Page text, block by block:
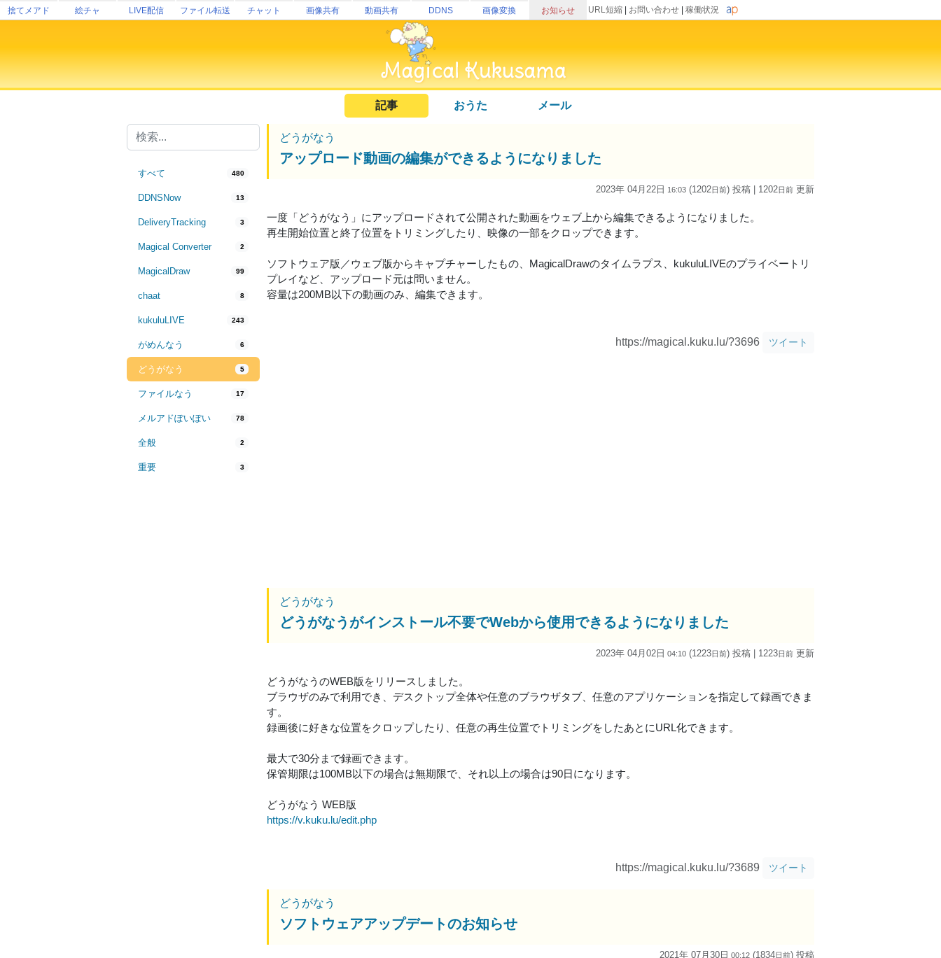
捨てメアド 絵チャ LIVE配信 ファイル転送 チャット 画像共有 動画共有 DDNS 画像変換 お知らせ URL短縮 お問い合わせ 稼働状況
記事 おうた メール
すべて 480
DDNSNow 13
DeliveryTracking 3
Magical Converter 2
MagicalDraw 99
chaat 8
kukuluLIVE 243
がめんなう 6
どうがなう 5
ファイルなう 17
メルアドぽいぽい 78
全般 2
重要 3
どうがなう
アップロード動画の編集ができるようになりました
2023年 04月22日 16:03 (1202日前) 投稿 | 1202日前 更新
一度「どうがなう」にアップロードされて公開された動画をウェブ上から編集できるようになりました。
再生開始位置と終了位置をトリミングしたり、映像の一部をクロップできます。
ソフトウェア版／ウェブ版からキャプチャーしたもの、MagicalDrawのタイムラプス、kukuluLIVEのプライベートリ
プレイなど、アップロード元は問いません。
容量は200MB以下の動画のみ、編集できます。
https://magical.kuku.lu/?3696 ツイート
どうがなう
どうがなうがインストール不要でWebから使用できるようになりました
2023年 04月02日 04:10 (1223日前) 投稿 | 1223日前 更新
どうがなうのWEB版をリリースしました。
ブラウザのみで利用でき、デスクトップ全体や任意のブラウザタブ、任意のアプリケーションを指定して録画できま
す。
録画後に好きな位置をクロップしたり、任意の再生位置でトリミングをしたあとにURL化できます。
最大で30分まで録画できます。
保管期限は100MB以下の場合は無期限で、それ以上の場合は90日になります。
どうがなう WEB版
https://v.kuku.lu/edit.php
https://magical.kuku.lu/?3689 ツイート
どうがなう
ソフトウェアアップデートのお知らせ
2021年 07月30日 00:12 (1834日前) 投稿